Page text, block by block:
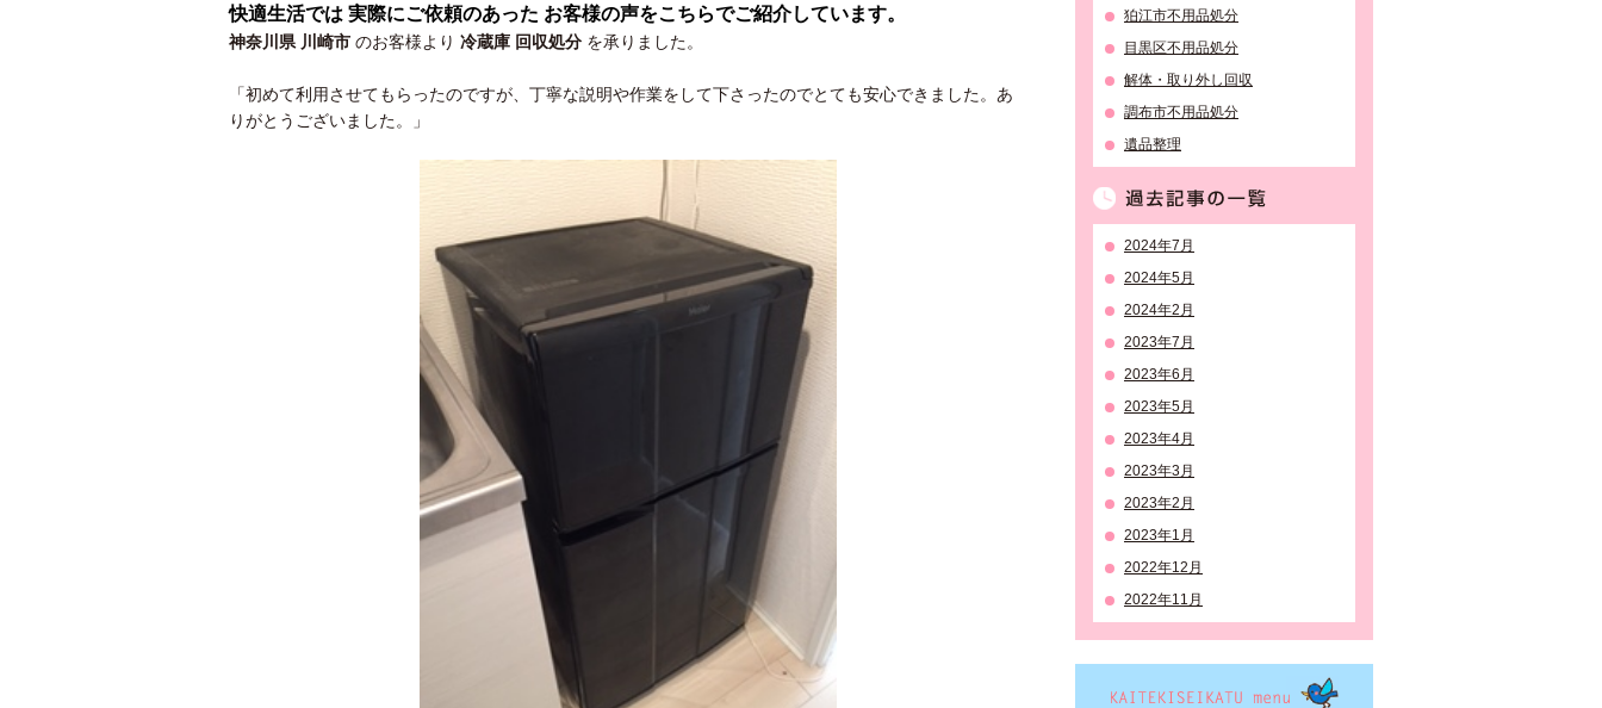
快適生活では 実際にご依頼のあった お客様の声をこちらでご紹介しています。
神奈川県 川崎市 のお客様より 冷蔵庫 回収処分 を承りました。
「初めて利用させてもらったのですが、丁寧な説明や作業をして下さったのでとても安心できました。あ
りがとうございました。」
狛江市不用品処分
目黒区不用品処分
解体・取り外し回収
調布市不用品処分
遺品整理
2024年7月
2024年5月
2024年2月
2023年7月
2023年6月
2023年5月
2023年4月
2023年3月
2023年2月
2023年1月
2022年12月
2022年11月